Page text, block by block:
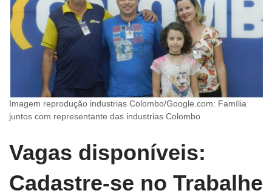
Imagem reprodução industrias Colombo/Google.com: Família
juntos com representante das industrias Colombo
Vagas disponíveis:
Cadastre-se no Trabalhe